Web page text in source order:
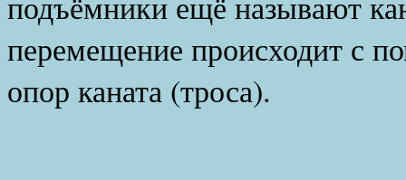
перемещение происходит с
опор каната (троса).